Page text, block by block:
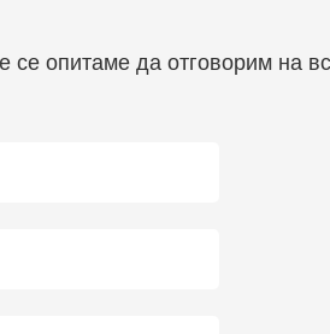
се опитаме да отговорим на